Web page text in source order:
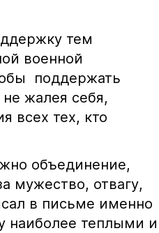
тем
военной
поддержать
жалея себя,
всех тех, кто
объединение,
мужество, отвагу,
в письме именно
наиболее теплыми и